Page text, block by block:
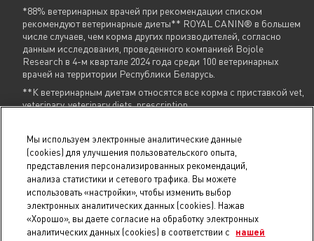
*88% ветеринарных врачей при рекомендации списком
рекомендуют ветеринарные диеты** ROYAL CANIN® в большем
числе случаев, чем корма других производителей, согласно
данным исследования, проведенного компанией Bojole
Research в 4-м квартале 2024 года среди 100 ветеринарных
врачей на территории Республики Беларусь.
**К ветеринарным диетам относятся все корма с приставкой vet,
veterinary, veterinary diets, prescription
Указанные контакты ( +375 29 604 86 86,info@royalcanin.by) являются в том
числе контактами для связи по вопросам обращения покупателей о
В торговом реестре с 31 июля 2025 г., № регистрации 754731.
В реестре БелГИЭ с 15 мая 2025 г., № регистрации 206019, адрес ресурса:
royalcanin.by, владелец ресурса: Унитарное предприятие
«РусканБел». Проверить регистрацию.
© 2025 royalcanin.by, Продавец УНП 190806803, регистрация №190806803,
22.02.2007, Мингорисполком, Общество с ограниченной ответственностью
Мы используем электронные аналитические данные
(cookies) для улучшения пользовательского опыта,
представления персонализированных рекомендаций,
анализа статистики и сетевого трафика. Вы можете
использовать «настройки», чтобы изменить выбор
электронных аналитических данных (cookies). Нажав
«Хорошо», вы даете согласие на обработку электронных
аналитических данных (cookies) в соответствии с
нашей